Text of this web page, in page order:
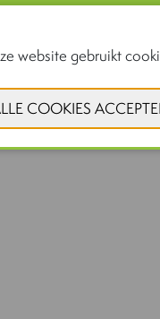
website gebruikt